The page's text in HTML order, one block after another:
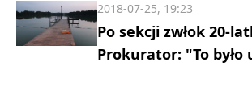
Po sekcji zwłok 20-
Prokurator: "To było
2018-07-25, 19:23